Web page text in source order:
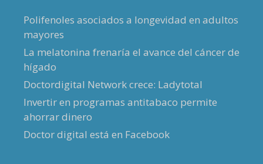
Polifenoles asociados a longevidad en adultos
mayores
La melatonina frenaría el avance del cáncer de
hígado
Doctordigital Network crece: Ladytotal
Invertir en programas antitabaco permite
ahorrar dinero
Doctor digital está en Facebook